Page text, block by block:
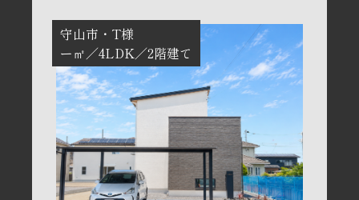
守山市
T様
ー㎡
4LDK 2階建て